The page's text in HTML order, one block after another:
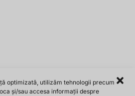
optimizată, utilizăm tehnologii precum
și/sau accesa informații despre